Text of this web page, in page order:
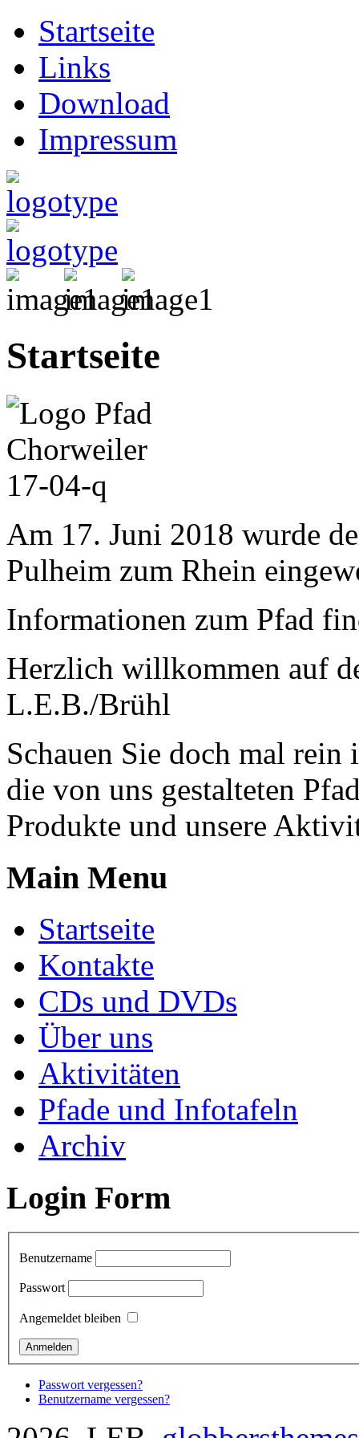
Startseite
Links
Download
Impressum
Startseite
Am 17. Juni 2018 wurde
Pulheim zum Rhein
Informationen zum Pfad
Herzlich willkommen auf
L.E.B./Brühl
Schauen Sie doch mal
die von uns gestalteten
Produkte und unsere
Main Menu
Startseite
Kontakte
CDs und DVDs
Über uns
Aktivitäten
Pfade und Infotafeln
Archiv
Login Form
Benutzername
Passwort
Angemeldet bleiben
Passwort vergessen?
Benutzername vergessen?